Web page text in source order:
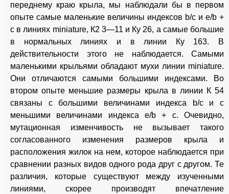
переднему краю крыла, мы наблюдали бы в первом
опыте самые маленькие величины индексов b/c и e/b +
c в линиях miniature, К2 3—11 и Ку 26, а самые большие
в нормальных линиях и в линии Ку 163. В
действительности этого не наблюдается. Самыми
маленькими крыльями обладают мухи линии miniature.
Они отличаются самыми большими индексами. Во
втором опыте меньшие размеры крыла в линии К 54
связаны с большими величинами индекса b/c и с
меньшими величинами индекса e/b + c. Очевидно,
мутационная изменчивость не вызывает такого
согласованного изменения размеров крыла и
расположения жилок на нем, которое наблюдается при
сравнении разных видов одного рода друг с другом. Те
различия, которые существуют между изученными
линиями, скорее производят впечатление